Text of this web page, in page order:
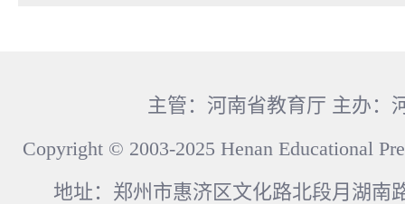
主管：河南省教育厅 主办：
Copyright © 2003-2025 Henan Educational
地址：郑州市惠济区文化路北段月湖南